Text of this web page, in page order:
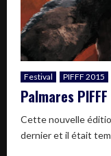
Festival PIFFF 2015
Palmares
Cette nouvelle
dernier et il était